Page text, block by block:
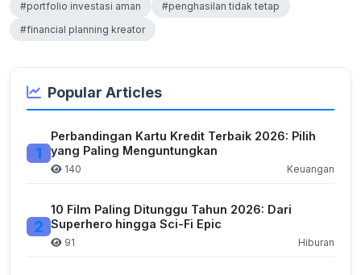
#portfolio investasi aman
#penghasilan tidak tetap
#financial planning kreator
Popular Articles
1
Perbandingan Kartu Kredit Terbaik 2026: Pilih
yang Paling Menguntungkan
140 Keuangan
2
10 Film Paling Ditunggu Tahun 2026: Dari
Superhero hingga Sci-Fi Epic
91 Hiburan